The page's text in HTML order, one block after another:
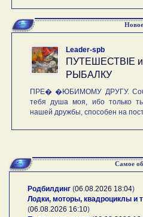
Leader-spb
ПУТЕШЕСТВIE
РЫБАЛКУ
ПРЕ� �ЮБИМОМУ ДРУГУ.
тебя душа моя, ибо только
нашей дружбы, способен на
Самое
Родбилдинг (06.08.2026 18:04)
Лодки, моторы, квадроциклы и
(06.08.2026 16:10)